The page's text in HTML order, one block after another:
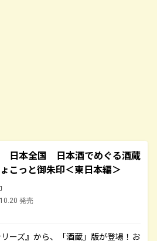
日本全国 日本酒でめぐる酒蔵
こっと御朱印＜東日本編＞
発売
ーズ』から、「酒蔵」版が登場！お